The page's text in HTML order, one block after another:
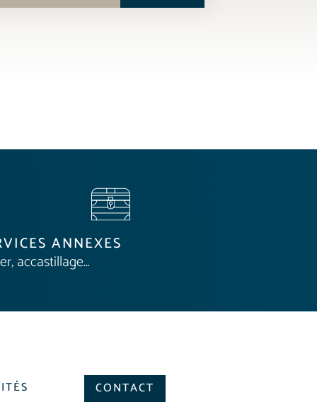
ANNEXES
accastillage…
CONTACT